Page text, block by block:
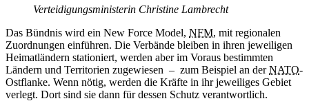
Verteidigungsministerin Christine Lambrecht
Das Bündnis wird ein New Force Model, NFM, mit regionalen
Zuordnungen einführen. Die Verbände bleiben in ihren jeweiligen
Heimatländern stationiert, werden aber im Voraus bestimmten
Ländern und Territorien zugewiesen – zum Beispiel an derNATO-
Ostflanke. Wenn nötig, werden die Kräfte in ihr jeweiliges Gebiet
verlegt. Dort sind sie dann für dessen Schutz verantwortlich.